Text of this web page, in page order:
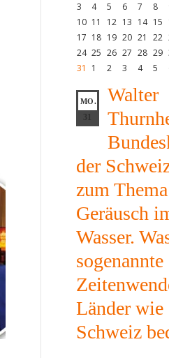
3
4 5 6 7 8
10 11 12 13 14 15
17 18 19 20 21 22
24 25 26 27 28 29
31
1 2 3 4 5
MO.
Walter
der
zum
Geräusch
Wasser.
sogenannte
Länder wie
Schweiz